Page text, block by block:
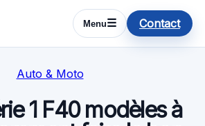
Menu☰ Contact
Auto & Moto
1 F40 modèles à